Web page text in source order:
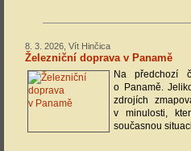
8. 3. 2026, Vít Hinčica
Železniční doprava v Panamě
Na předchozí
o Panamě.
zdrojích
v minulosti,
současnou